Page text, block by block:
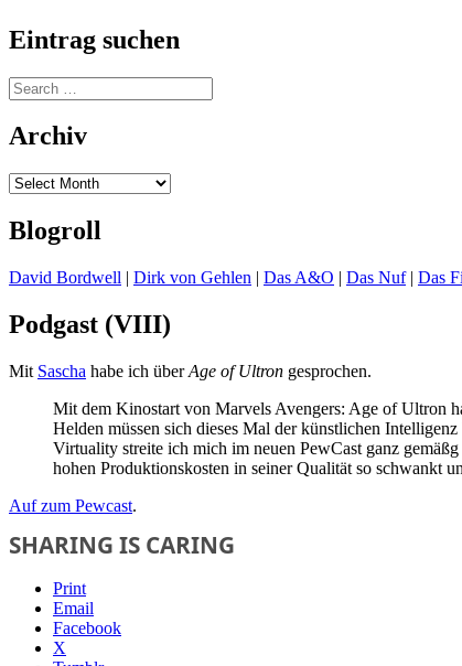
Eintrag suchen
Search
for:
Archiv
Archiv
Blogroll
David Bordwell | Dirk von Gehlen | Das A&O | Das Nuf| Das
Podgast (VIII)
Mit Sascha habe ich überAge of Ultron gesprochen.
Mit dem Kinostart von Marvels Avengers: Age of Ultron
Helden müssen sich dieses Mal der künstlichen
Virtuality streite ich mich im neuen PewCast ganz
hohen Produktionskosten in seiner Qualität so schwankt
Auf zum Pewcast.
SHARING IS CARING
Print
Email
Facebook
X